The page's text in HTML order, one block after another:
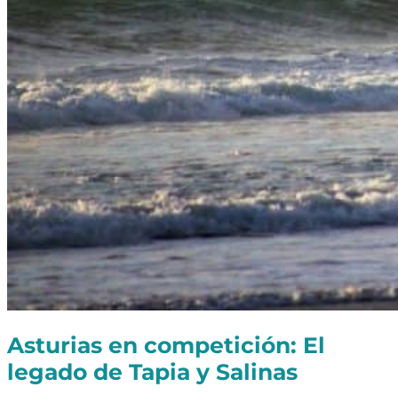
Asturias en competición: El
legado de Tapia y Salinas